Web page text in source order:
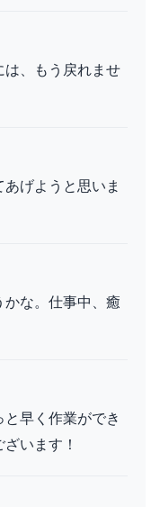
は、もう戻れませ
げようと思いま
な。仕事中、癒
早く作業ができ
います！